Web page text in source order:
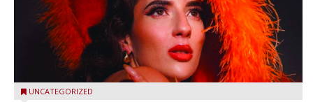
Riva del Garda - Emma Smith zu Gast beim Garda Jazz
UNCATEGORIZED